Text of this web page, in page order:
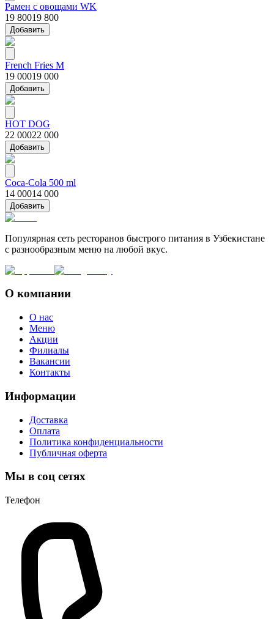
Рамен с овощами WK
19 80019 800
Добавить
French Fries M
19 00019 000
Добавить
HOT DOG
22 00022 000
Добавить
Coca-Cola 500 ml
14 00014 000
Добавить
Популярная сеть ресторанов быстрого питания в Узбекистане
с разнообразным меню на любой вкус.
О компании
О нас
Меню
Акции
Филиалы
Вакансии
Контакты
Информации
Доставка
Оплата
Политика конфиденциальности
Публичная оферта
Мы в соц сетях
Телефон